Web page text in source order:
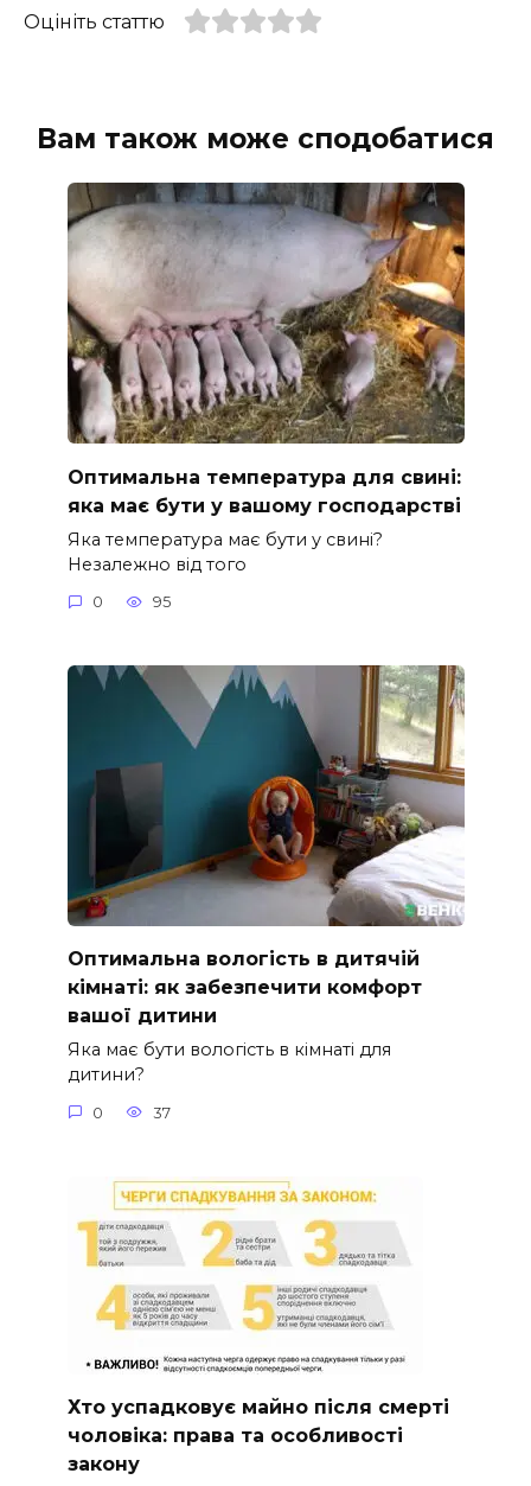
Оцініть статтю
Вам також може сподобатися
Оптимальна температура для свині:
яка має бути у вашому господарстві
Яка температура має бути у свині?
Незалежно від того
0 95
Оптимальна вологість в дитячій
кімнаті: як забезпечити комфорт
вашої дитини
Яка має бути вологість в кімнаті для
дитини?
0 37
Хто успадковує майно після смерті
чоловіка: права та особливості
закону